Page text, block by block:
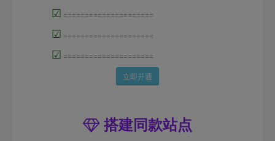
☑ =====================
☑ =====================
☑ =====================
立即开通
搭建同款站点